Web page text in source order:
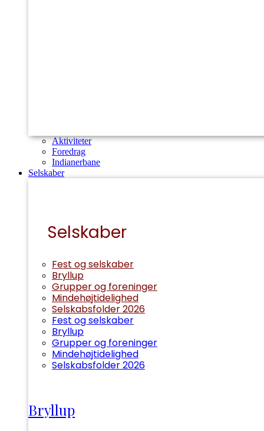
Aktiviteter
Foredrag
Indianerbane
Selskaber
Selskaber
Fest og selskaber
Bryllup
Grupper og foreninger
Mindehøjtidelighed
Selskabsfolder 2026
Fest og selskaber
Bryllup
Grupper og foreninger
Mindehøjtidelighed
Selskabsfolder 2026
Bryllup